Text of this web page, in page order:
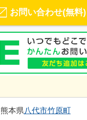
お問い合わせ(無料)
熊本県八代市竹原町